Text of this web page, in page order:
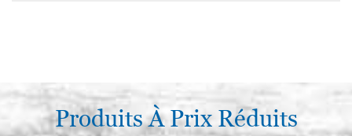
Produits À Prix Réduits